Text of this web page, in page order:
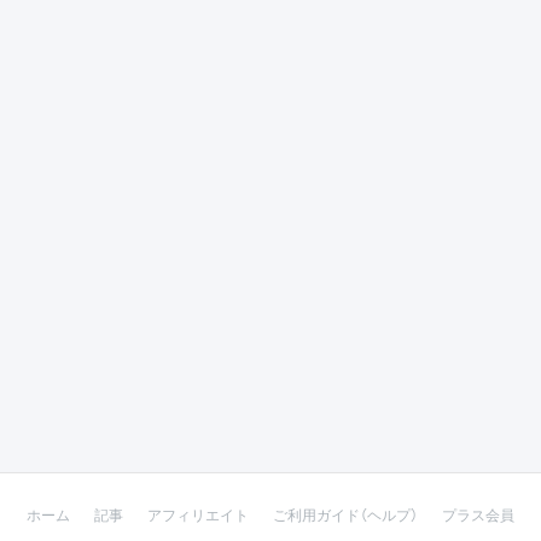
ホーム 記事 アフィリエイト ご利用ガイド（ヘルプ） プラス会員